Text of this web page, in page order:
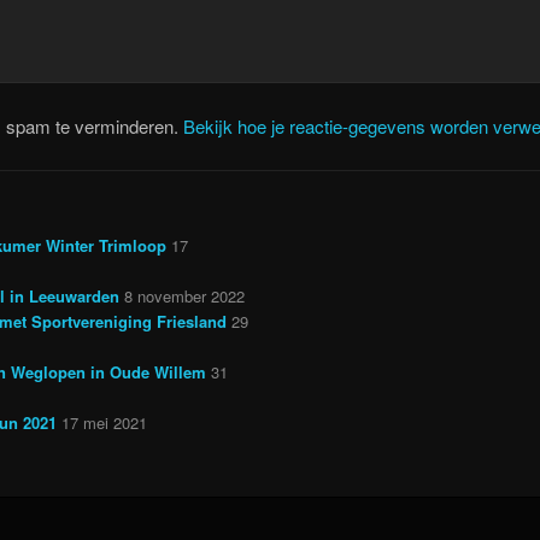
te verminderen. Bekijk hoe je reactie-gegevens worden
Winter Trimloop 17
in Leeuwarden 8 november 2022
Sportvereniging Friesland 29
Weglopen in Oude Willem 31
2021 17 mei 2021